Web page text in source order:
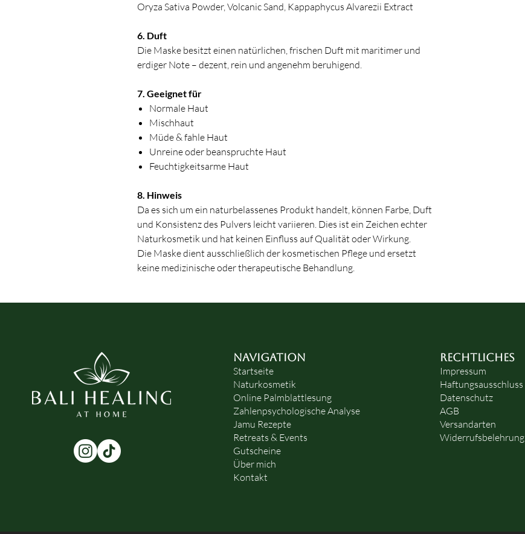
Oryza Sativa Powder, Volcanic Sand, Kappaphycus Alvarezii Extract
6. Duft
Die Maske besitzt einen natürlichen, frischen Duft mit maritimer und
erdiger Note – dezent, rein und angenehm beruhigend.
7. Geeignet für
Normale Haut
Mischhaut
Müde & fahle Haut
Unreine oder beanspruchte Haut
Feuchtigkeitsarme Haut
8. Hinweis
Da es sich um ein naturbelassenes Produkt handelt, können Farbe, Duft
und Konsistenz des Pulvers leicht variieren. Dies ist ein Zeichen echter
Naturkosmetik und hat keinen Einfluss auf Qualität oder Wirkung.
Die Maske dient ausschließlich der kosmetischen Pflege und ersetzt
keine medizinische oder therapeutische Behandlung.
NAVIGATION
Startseite
Naturkosmetik
Online Palmblattlesung
Zahlenpsychologische Analyse
Jamu Rezepte
Retreats & Events
Gutscheine
Über mich
Kontakt
RECHTLICHES
Impressum
Haftungsausschluss
Datenschutz
AGB
Versandarten
Widerrufsbelehrung